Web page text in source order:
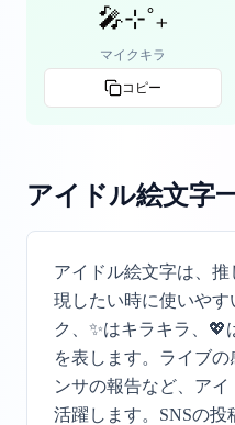
🎤⊹˚₊
マイクキラ
コピー
アイドル絵文字
アイドル絵文字は、
現したい時に使いやす
ク、✨はキラキラ、
を表します。ライブ
ンサの報告など、アイ
活躍します。SNSの